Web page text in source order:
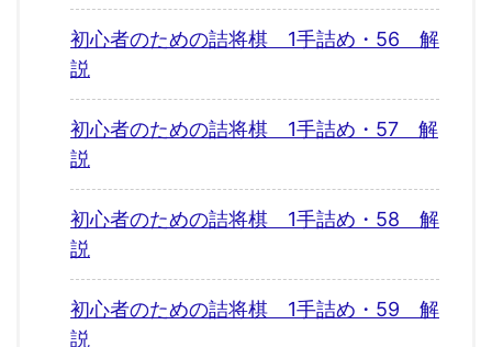
初心者のための詰将棋 1手詰め・56 解
説
初心者のための詰将棋 1手詰め・57 解
説
初心者のための詰将棋 1手詰め・58 解
説
初心者のための詰将棋 1手詰め・59 解
説